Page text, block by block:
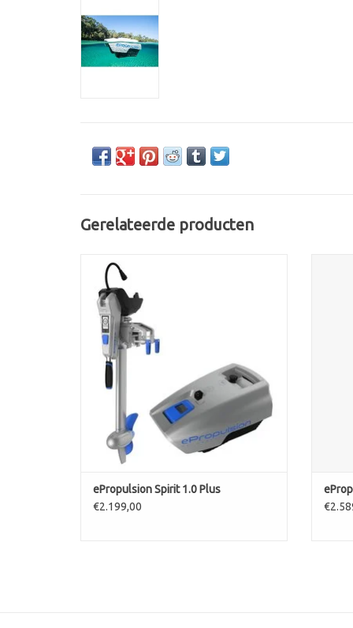
Gerelateerde producten
TOEVOEGEN AAN WINKELWAGEN
ePropulsion Spirit 1.0 Plus
€2.199,00